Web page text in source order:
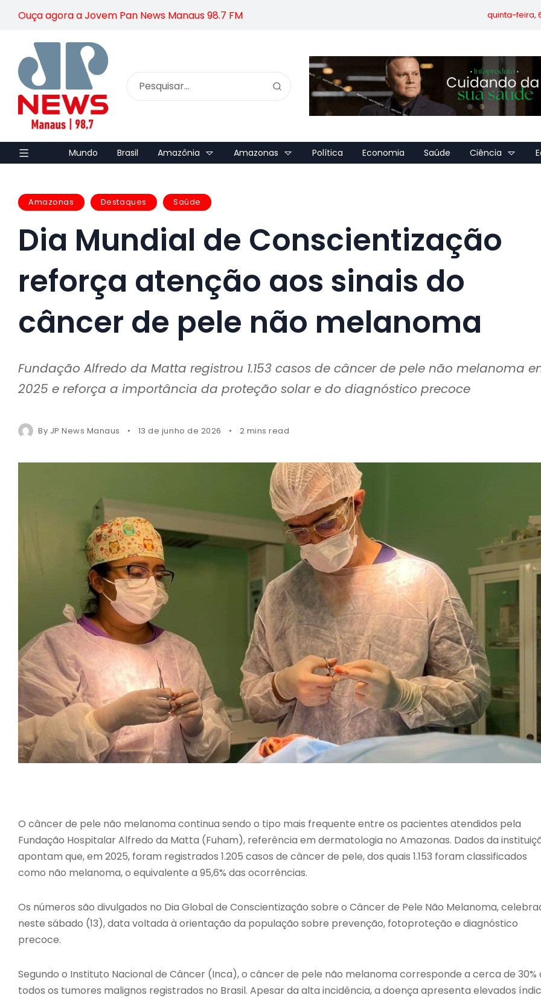
Ouça agora a Jovem Pan News Manaus 98.7 FM quinta-feira,
Mundo Brasil Amazônia Amazonas Política Economia Saúde Ciência
Amazonas Destaques Saúde
Dia Mundial de Conscientização
reforça atenção aos sinais do
câncer de pele não melanoma
Fundação Alfredo da Matta registrou 1.153 casos de câncer de pele não melanoma
2025 e reforça a importância da proteção solar e do diagnóstico precoce
By JP News Manaus 13 de junho de 2026 2 mins read
O câncer de pele não melanoma continua sendo o tipo mais frequente entre os pacientes atendidos pela
Fundação Hospitalar Alfredo da Matta (Fuham), referência em dermatologia no Amazonas. Dados da
apontam que, em 2025, foram registrados 1.205 casos de câncer de pele, dos quais 1.153 foram classificados
como não melanoma, o equivalente a 95,6% das ocorrências.
Os números são divulgados no Dia Global de Conscientização sobre o Câncer de Pele Não Melanoma,
neste sábado (13), data voltada à orientação da população sobre prevenção, fotoproteção e diagnóstico
precoce.
Segundo o Instituto Nacional de Câncer (Inca), o câncer de pele não melanoma corresponde a cerca de 30%
todos os tumores malignos registrados no Brasil. Apesar da alta incidência, a doença apresenta elevados